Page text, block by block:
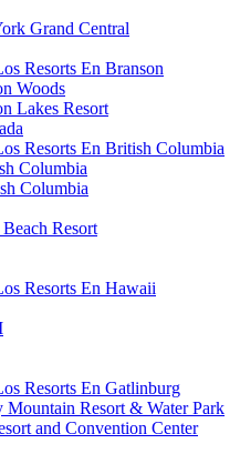
Grand Central
Resorts En Branson
Woods
Lakes Resort
Resorts En British Columbia
Columbia
Columbia
Resort
Resorts En Hawaii
Resorts En Gatlinburg
Mountain Resort & Water Park
and Convention Center